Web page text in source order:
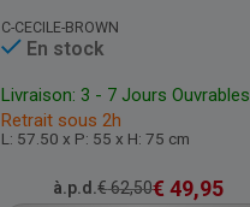
C-CECILE-BROWN
En stock
Livraison: 3 - 7 Jours Ouvrables
Retrait sous 2h
L: 57.50 x P: 55 x H: 75 cm
à.p.d.€62,50€ 49,95